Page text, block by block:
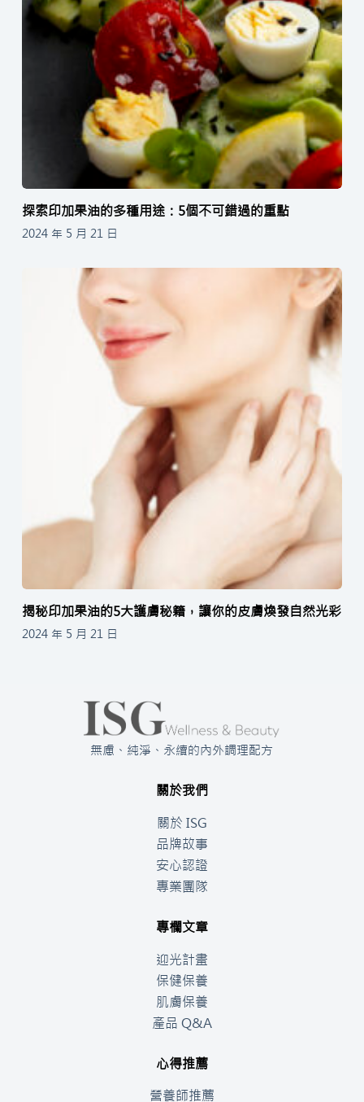
探索印加果油的多種用途：5個不可錯過的重點
2024 年 5 月 21 日
揭秘印加果油的5大護膚秘籍，讓你的皮膚煥發自然光彩
2024 年 5 月 21 日
無慮、純淨、永續的內外調理配方
關於我們
關於 ISG
品牌故事
安心認證
專業團隊
專欄文章
迎光計畫
保健保養
肌膚保養
產品 Q&A
心得推薦
營養師推薦